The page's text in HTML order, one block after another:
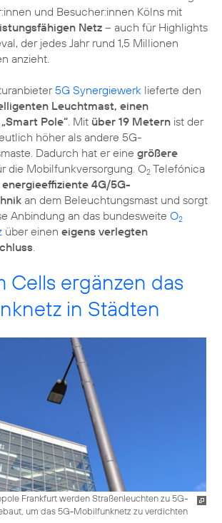
und Besucher:innen Kölns mit
Netz – auch für Highlights
der jedes Jahr rund 1,5 Millionen
anzieht.
5G Synergiewerk lieferte den
Leuchtmast, einen
Pole“ . Mit über 19 Metern ist der
höher als andere 5G-
Dadurch hat er eine größere
die Mobilfunkversorgung. O2 Telefónica
energieeffiziente 4G/5G-
an dem Beleuchtungsmast und sorgt
Anbindung an das bundesweite O2
über einen eigens verlegten
Cells ergänzen das
in Städten
Frankfurt werden Straßenleuchten zu 5G-
um das 5G-Mobilfunknetz zu verdichten